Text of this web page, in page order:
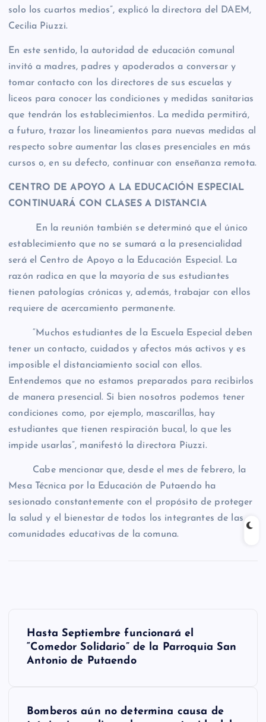
solo los cuartos medios”, explicó la directora del DAEM,
Cecilia Piuzzi.
En este sentido, la autoridad de educación comunal
invitó a madres, padres y apoderados a conversar y
tomar contacto con los directores de sus escuelas y
liceos para conocer las condiciones y medidas sanitarias
que tendrán los establecimientos. La medida permitirá,
a futuro, trazar los lineamientos para nuevas medidas al
respecto sobre aumentar las clases presenciales en más
cursos o, en su defecto, continuar con enseñanza remota.
CENTRO DE APOYO A LA EDUCACIÓN ESPECIAL
CONTINUARÁ CON CLASES A DISTANCIA
En la reunión también se determinó que el único
establecimiento que no se sumará a la presencialidad
será el Centro de Apoyo a la Educación Especial. La
razón radica en que la mayoría de sus estudiantes
tienen patologías crónicas y, además, trabajar con ellos
requiere de acercamiento permanente.
“Muchos estudiantes de la Escuela Especial deben
tener un contacto, cuidados y afectos más activos y es
imposible el distanciamiento social con ellos.
Entendemos que no estamos preparados para recibirlos
de manera presencial. Si bien nosotros podemos tener
condiciones como, por ejemplo, mascarillas, hay
estudiantes que tienen respiración bucal, lo que les
impide usarlas”, manifestó la directora Piuzzi.
Cabe mencionar que, desde el mes de febrero, la
Mesa Técnica por la Educación de Putaendo ha
sesionado constantemente con el propósito de proteger
la salud y el bienestar de todos los integrantes de las
comunidades educativas de la comuna.
Hasta Septiembre funcionará el
“Comedor Solidario” de la Parroquia San
Antonio de Putaendo
Bomberos aún no determina causa de